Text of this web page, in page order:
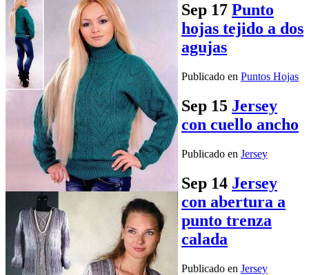
Sep 17 Punto
hojas tejido a dos
agujas
Publicado en Puntos Hojas
Sep 15 Jersey
con cuello ancho
Publicado en Jersey
Sep 14 Jersey
con abertura a
punto trenza
calada
Publicado en Jersey